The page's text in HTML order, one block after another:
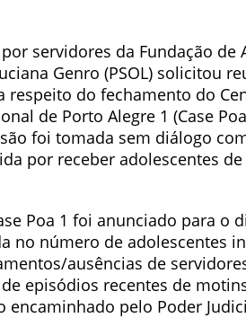
servidores da Fundação de
Genro (PSOL) solicitou
respeito do fechamento do
de Porto Alegre 1 (Case
foi tomada sem diálogo
por receber adolescentes
Poa 1 foi anunciado para o
no número de adolescentes
ausências de
episódios recentes de
encaminhado pelo Poder